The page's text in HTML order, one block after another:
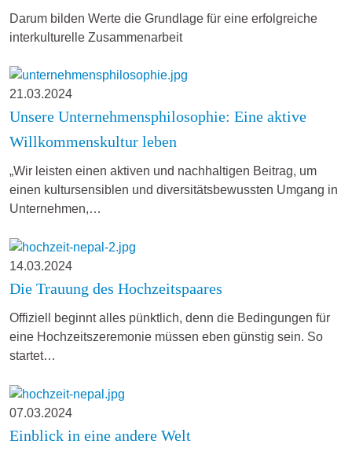
Darum bilden Werte die Grundlage für eine erfolgreiche
interkulturelle Zusammenarbeit
21.03.2024
Unsere Unternehmensphilosophie: Eine aktive
Willkommenskultur leben
„Wir leisten einen aktiven und nachhaltigen Beitrag, um
einen kultursensiblen und diversitätsbewussten Umgang in
Unternehmen,…
14.03.2024
Die Trauung des Hochzeitspaares
Offiziell beginnt alles pünktlich, denn die Bedingungen für
eine Hochzeitszeremonie müssen eben günstig sein. So
startet…
07.03.2024
Einblick in eine andere Welt